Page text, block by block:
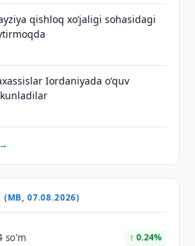
qishloq xoʻjaligi sohasidagi
Iordaniyada oʻquv
(MB, 07.08.2026)
so'm ↑ 0.24%